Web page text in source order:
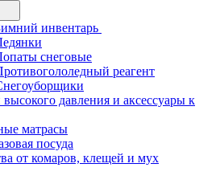
инвентарь
снеговые
реагент
давления и аксессуары к
матрасы
посуда
от комаров, клещей и мух